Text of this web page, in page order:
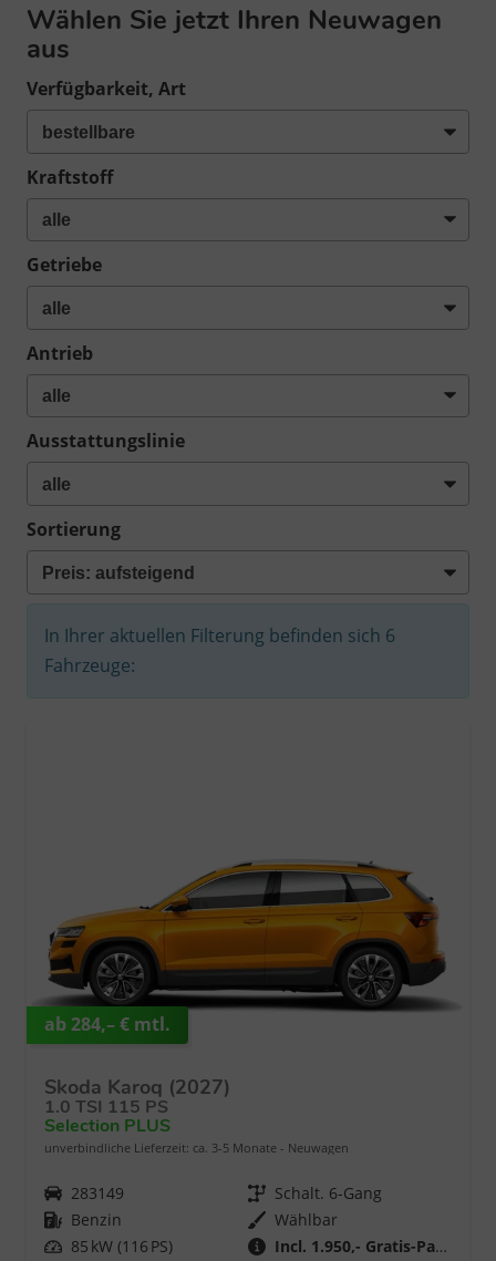
Wählen Sie jetzt Ihren Neuwagen
aus
Verfügbarkeit, Art
Kraftstoff
Getriebe
Antrieb
Ausstattungslinie
Sortierung
In Ihrer aktuellen Filterung befinden sich 6
Fahrzeuge:
ab 284,– € mtl.
Skoda Karoq (2027)
1.0 TSI 115 PS
Selection PLUS
unverbindliche Lieferzeit: ca. 3-5 Monate Neuwagen
Fahrzeugnr. 283149 Getriebe Schalt. 6-Gang
Kraftstoff Benzin
Wählbar
Leistung 85 kW (116 PS) Incl. 1.950,- Gratis-Paket